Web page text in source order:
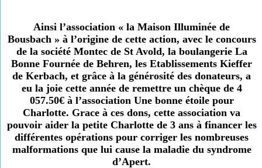
Ainsi l’association « la Maison Illuminée de
Bousbach » à l’origine de cette action, avec le concours
de la société Montec de St Avold, la boulangerie La
Bonne Fournée de Behren, les Etablissements Kieffer
de Kerbach, et grâce à la générosité des donateurs, a
eu la joie cette année de remettre un chèque de 4
057.50€à l’association Une bonne étoile pour
Charlotte. Grace à ces dons, cette association va
pouvoir aider la petite Charlotte de 3 ans à financer les
différentes opérations pour corriger les nombreuses
malformations que lui cause la maladie du syndrome
d’Apert.